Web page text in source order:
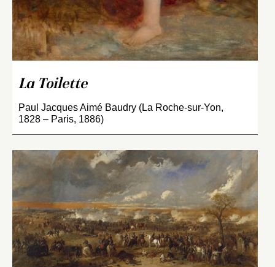
La Toilette
Paul Jacques Aimé Baudry (La Roche-sur-Yon,
1828 – Paris, 1886)